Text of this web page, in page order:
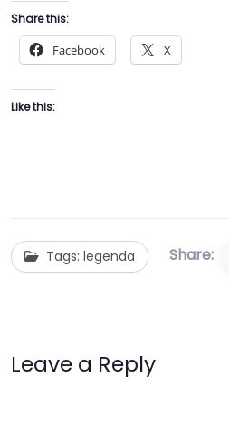
Share this:
Facebook X
Like this:
Tags: legenda Share:
Leave a Reply